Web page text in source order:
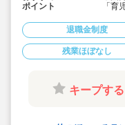
ポイント
「育
心！
◆時
◆年
出来
めと
働き
退職金制度
残業ほぼなし
キープする